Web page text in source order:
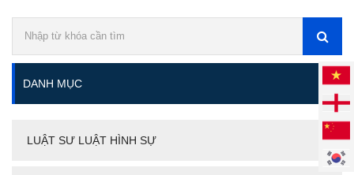
DANH MỤC
LUẬT SƯ LUẬT HÌNH SỰ